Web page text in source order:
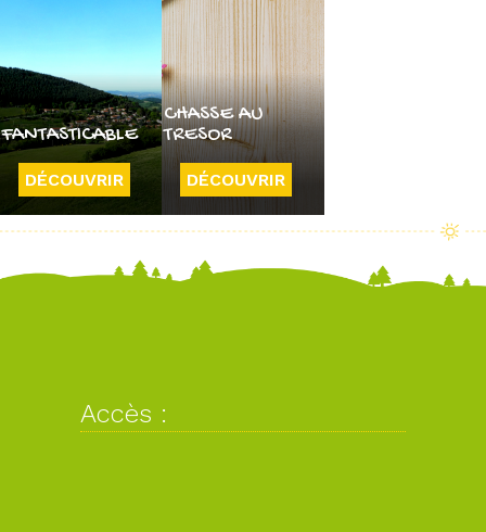
FANTASTICABLE
DÉCOUVRIR
CHASSE AU
TRESOR
DÉCOUVRIR
Accès :